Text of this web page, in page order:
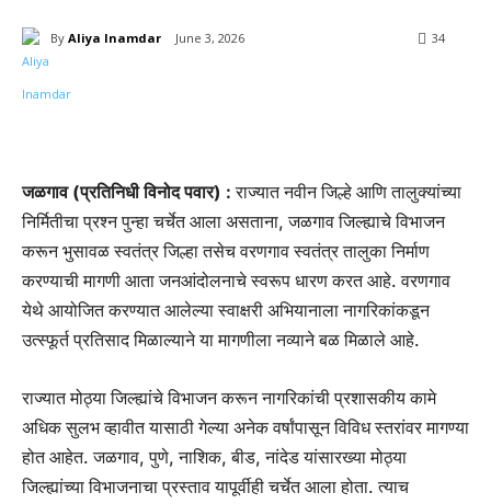
By Aliya Inamdar June 3, 2026 34
जळगाव (प्रतिनिधी विनोद पवार) :राज्यात नवीन जिल्हे आणि तालुक्यांच्या
निर्मितीचा प्रश्न पुन्हा चर्चेत आला असताना, जळगाव जिल्ह्याचे विभाजन
करून भुसावळ स्वतंत्र जिल्हा तसेच वरणगाव स्वतंत्र तालुका निर्माण
करण्याची मागणी आता जनआंदोलनाचे स्वरूप धारण करत आहे. वरणगाव
येथे आयोजित करण्यात आलेल्या स्वाक्षरी अभियानाला नागरिकांकडून
उत्स्फूर्त प्रतिसाद मिळाल्याने या मागणीला नव्याने बळ मिळाले आहे.
राज्यात मोठ्या जिल्ह्यांचे विभाजन करून नागरिकांची प्रशासकीय कामे
अधिक सुलभ व्हावीत यासाठी गेल्या अनेक वर्षांपासून विविध स्तरांवर मागण्या
होत आहेत. जळगाव, पुणे, नाशिक, बीड, नांदेड यांसारख्या मोठ्या
जिल्ह्यांच्या विभाजनाचा प्रस्ताव यापूर्वीही चर्चेत आला होता. त्याच